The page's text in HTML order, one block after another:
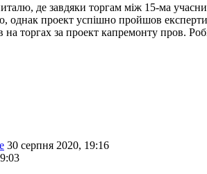
де завдяки торгам між 15-ма
однак проект успішно пройшов
торгах за проект капремонту пров.
30 серпня 2020, 19:16